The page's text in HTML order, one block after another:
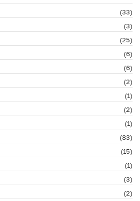
(33)
(3)
(25)
(6)
(6)
(2)
(1)
(2)
(1)
(83)
(15)
(1)
(3)
(2)